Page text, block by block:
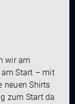
wir am
Start – mit
neuen Shirts
zum Start da